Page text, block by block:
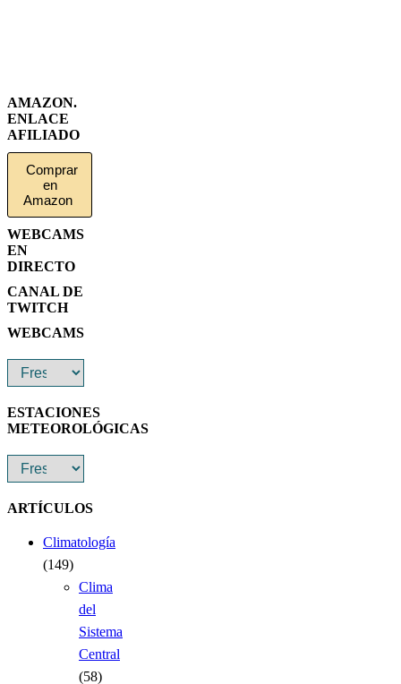
AMAZON.
ENLACE
AFILIADO
Comprar
en
Amazon
WEBCAMS
EN
DIRECTO
CANAL DE
TWITCH
WEBCAMS
ESTACIONES
METEOROLÓGICAS
ARTÍCULOS
Climatología
(149)
Clima
del
Sistema
Central
(58)